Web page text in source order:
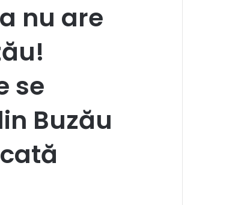
nu are
se
Buzău